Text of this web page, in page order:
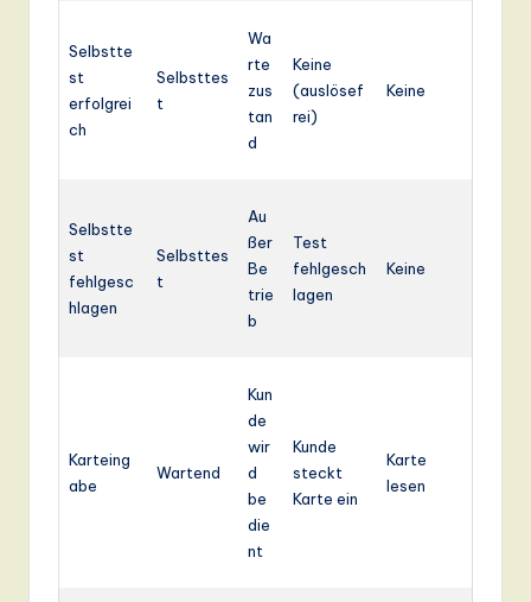
Selbstte
st
erfolgrei
ch
Selbsttes
t
Wa
rte
zus
tan
d
Keine
(auslösef
rei)
Keine
Selbstte
st
fehlgesc
hlagen
Selbsttes
t
Au
ßer
Be
trie
b
Test
fehlgesch
lagen
Keine
Karteing
abe
Wartend
Kun
de
wir
d
be
die
nt
Kunde
steckt
Karte ein
Karte
lesen